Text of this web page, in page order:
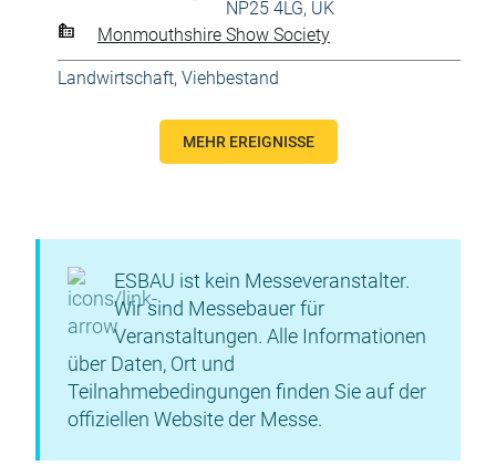
NP25 4LG, UK
Monmouthshire Show Society
Landwirtschaft, Viehbestand
MEHR EREIGNISSE
ESBAU ist kein Messeveranstalter.
Wir sind Messebauer für
Veranstaltungen. Alle Informationen
über Daten, Ort und
Teilnahmebedingungen finden Sie auf der
offiziellen Website der Messe.